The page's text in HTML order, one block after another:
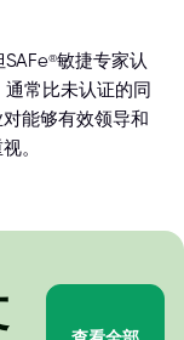
敏捷专家认
常比未认证的同
能够有效领导和
。